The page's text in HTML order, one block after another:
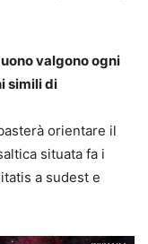
valgono ogni
simili di
orientare il
situata fa i
a sudest e